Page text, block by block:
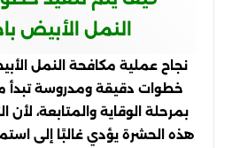
النمل الأبيض
نجاح عملية مكافحة النمل
خطوات دقيقة ومدروسة تبدأ
بمرحلة الوقاية والمتابعة،
هذه الحشرة يؤدي غالبًا إلى